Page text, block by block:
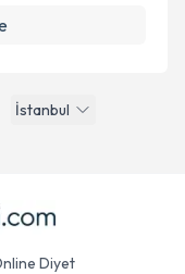
İstanbul
Diyet